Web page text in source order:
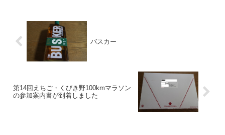
バスカー
第14回えちご・くびき野100kmマラソン
の参加案内書が到着しました